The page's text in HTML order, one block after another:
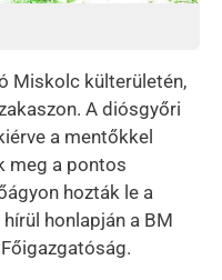
Miskolc külterületén,
A diósgyőri
a mentőkkel
meg a pontos
hozták le a
honlapján a BM